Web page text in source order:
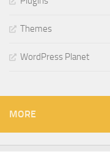
Themes
WordPress Planet
MORE